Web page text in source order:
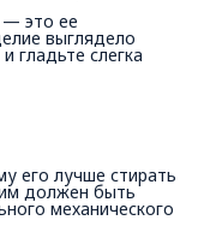
— это ее
выглядело
гладьте слегка
его лучше стирать
должен быть
механического